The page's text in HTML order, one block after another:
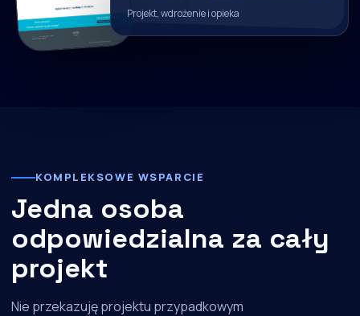
Projekt, wdrożenie i opieka
KOMPLEKSOWE WSPARCIE
Jedna osoba
odpowiedzialna za cały
projekt
Nie przekazuję projektu przypadkowym